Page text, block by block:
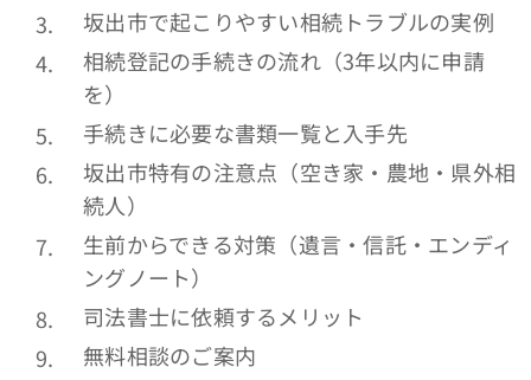
坂出市で起こりやすい相続トラブルの実例
相続登記の手続きの流れ（3年以内に申請
を）
手続きに必要な書類一覧と入手先
坂出市特有の注意点（空き家・農地・県外相
続人）
生前からできる対策（遺言・信託・エンディ
ングノート）
司法書士に依頼するメリット
無料相談のご案内